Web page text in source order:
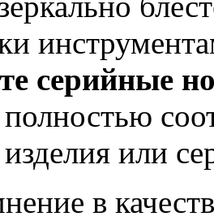
серийные
или
в